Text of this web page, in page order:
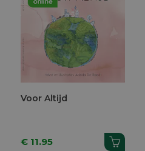
Voor Altijd
€ 11.95